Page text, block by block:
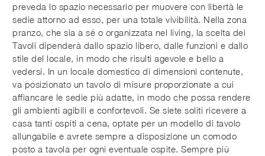
preveda lo spazio necessario per muovere con libertà le
sedie attorno ad esso, per una totale vivibilità. Nella zona
pranzo, che sia a sé o organizzata nel living, la scelta dei
Tavoli dipenderà dallo spazio libero, dalle funzioni e dallo
stile del locale, in modo che risulti agevole e bello a
vedersi. In un locale domestico di dimensioni contenute,
va posizionato un tavolo di misure proporzionate a cui
affiancare le sedie più adatte, in modo che possa rendere
gli ambienti agibili e confortevoli. Se siete soliti ricevere a
casa tanti ospiti a cena, optate per un modello di tavolo
allungabile e avrete sempre a disposizione un comodo
posto a tavola per ogni eventuale ospite. Sempre più